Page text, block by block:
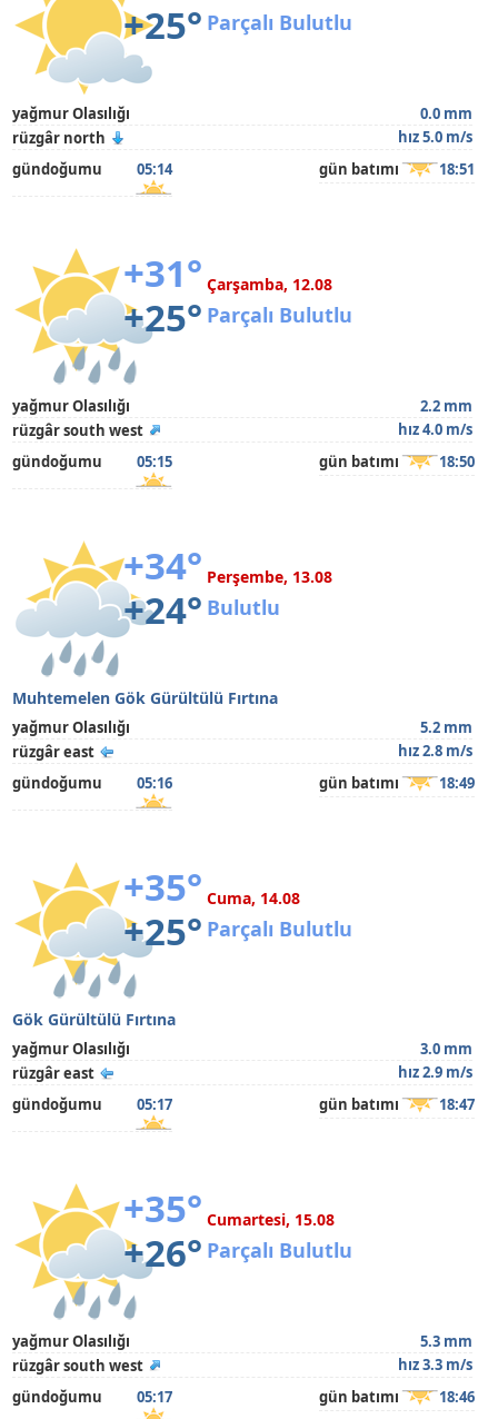
+25° Parçalı Bulutlu
yağmur Olasılığı
0.0 mm
rüzgâr north
hız 5.0 m/s
gündoğumu
05:14 gün batımı 18:51
+31°
+25°
Çarşamba, 12.08
Parçalı Bulutlu
yağmur Olasılığı
2.2 mm
rüzgâr south west
hız 4.0 m/s
gündoğumu
05:15 gün batımı 18:50
+34°
+24°
Perşembe, 13.08
Bulutlu
Muhtemelen Gök Gürültülü Fırtına
yağmur Olasılığı
5.2 mm
rüzgâr east
hız 2.8 m/s
gündoğumu
05:16 gün batımı 18:49
+35°
+25°
Cuma, 14.08
Parçalı Bulutlu
Gök Gürültülü Fırtına
yağmur Olasılığı
3.0 mm
rüzgâr east
hız 2.9 m/s
gündoğumu
05:17 gün batımı 18:47
+35°
+26°
Cumartesi, 15.08
Parçalı Bulutlu
yağmur Olasılığı
5.3 mm
rüzgâr south west
hız 3.3 m/s
gündoğumu
05:17 gün batımı 18:46